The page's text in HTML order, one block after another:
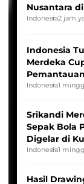
Nusantara
Indonesia2 jam
Indonesia
Merdeka
League
Indonesia1
Srikandi
Sepak Bola
Digelar di
Indonesia1
Hasil